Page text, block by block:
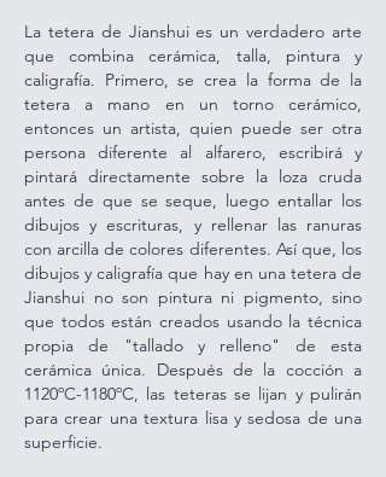
La tetera de Jianshui es un verdadero arte
que combina cerámica, talla, pintura y
caligrafía. Primero, se crea la forma de la
tetera a mano en un torno cerámico,
entonces un artista, quien puede ser otra
persona diferente al alfarero, escribirá y
pintará directamente sobre la loza cruda
antes de que se seque, luego entallar los
dibujos y escrituras, y rellenar las ranuras
con arcilla de colores diferentes. Así que, los
dibujos y caligrafía que hay en una tetera de
Jianshui no son pintura ni pigmento, sino
que todos están creados usando la técnica
propia de "tallado y relleno" de esta
cerámica única. Después de la cocción a
1120ºC-1180ºC, las teteras se lijan y pulirán
para crear una textura lisa y sedosa de una
superficie.